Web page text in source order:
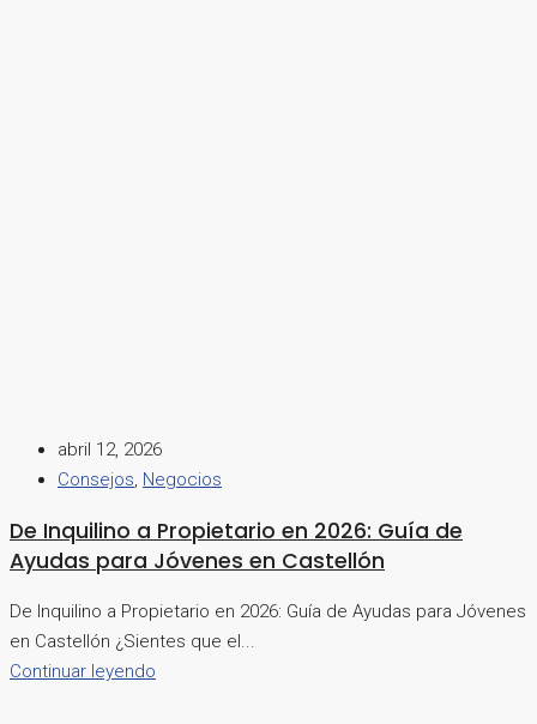
abril 12, 2026
Consejos, Negocios
De Inquilino a Propietario en 2026: Guía de
Ayudas para Jóvenes en Castellón
De Inquilino a Propietario en 2026: Guía de Ayudas para Jóvenes
en Castellón ¿Sientes que el...
Continuar leyendo